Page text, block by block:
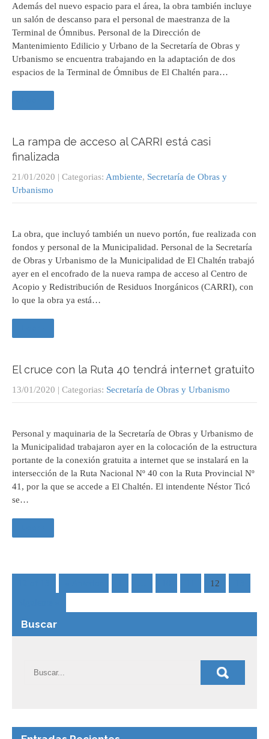
Además del nuevo espacio para el área, la obra también incluye
un salón de descanso para el personal de maestranza de la
Terminal de Ómnibus. Personal de la Dirección de
Mantenimiento Edilicio y Urbano de la Secretaría de Obras y
Urbanismo se encuentra trabajando en la adaptación de dos
espacios de la Terminal de Ómnibus de El Chaltén para…
La rampa de acceso al CARRI está casi
finalizada
21/01/2020 | Categorias: Ambiente, Secretaría de Obras y
Urbanismo
La obra, que incluyó también un nuevo portón, fue realizada con
fondos y personal de la Municipalidad. Personal de la Secretaría
de Obras y Urbanismo de la Municipalidad de El Chaltén trabajó
ayer en el encofrado de la nueva rampa de acceso al Centro de
Acopio y Redistribución de Residuos Inorgánicos (CARRI), con
lo que la obra ya está…
El cruce con la Ruta 40 tendrá internet gratuito
13/01/2020 | Categorias: Secretaría de Obras y Urbanismo
Personal y maquinaria de la Secretaría de Obras y Urbanismo de
la Municipalidad trabajaron ayer en la colocación de la estructura
portante de la conexión gratuita a internet que se instalará en la
intersección de la Ruta Nacional Nº 40 con la Ruta Provincial Nº
41, por la que se accede a El Chaltén. El intendente Néstor Ticó
se…
12
Buscar